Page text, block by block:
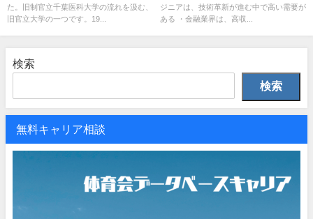
た。旧制官立千葉医科大学の流れを汲む、
旧官立大学の一つです。19...
ジニアは、技術革新が進む中で高い需要が
ある ・金融業界は、高収...
検索
検索
無料キャリア相談